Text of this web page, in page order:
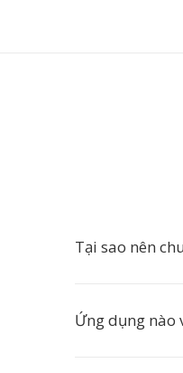
Tại sao nên
Ứng dụng nào